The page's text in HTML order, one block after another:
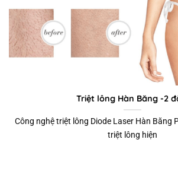
Triệt lông Hàn Băng -2
Công nghệ triệt lông Diode Laser Hàn Băng
triệt lông hiện